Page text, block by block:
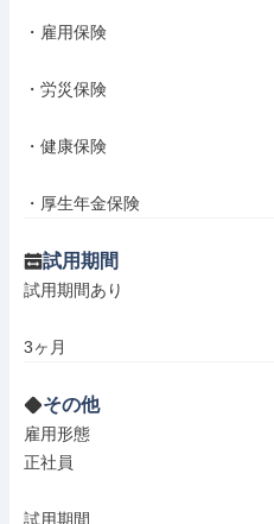
・雇用保険
・労災保険
・健康保険
・厚生年金保険
試用期間
試用期間あり
3ヶ月
その他
雇用形態
正社員
試用期間